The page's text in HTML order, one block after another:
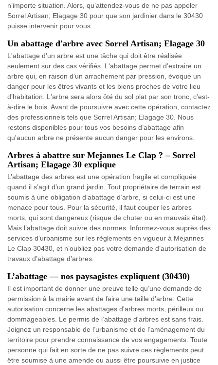
n’importe situation. Alors, qu’attendez-vous de ne pas appeler
Sorrel Artisan; Elagage 30 pour que son jardinier dans le 30430
puisse intervenir pour vous.
Un abattage d'arbre avec Sorrel Artisan; Elagage 30
L'abattage d'un arbre est une tâche qui doit être réalisée
seulement sur des cas vérifiés. L'abattage permet d’extraire un
arbre qui, en raison d’un arrachement par pression, évoque un
danger pour les êtres vivants et les biens proches de votre lieu
d’habitation. L'arbre sera alors ôté du sol plat par son tronc, c'est-
à-dire le bois. Avant de poursuivre avec cette opération, contactez
des professionnels tels que Sorrel Artisan; Elagage 30. Nous
restons disponibles pour tous vos besoins d’abattage afin
qu'aucun arbre ne présente aucun danger pour les environs.
Arbres à abattre sur Mejannes Le Clap ? – Sorrel
Artisan; Elagage 30 explique
L’abattage des arbres est une opération fragile et compliquée
quand il s’agit d’un grand jardin. Tout propriétaire de terrain est
soumis à une obligation d’abattage d’arbre, si celui-ci est une
menace pour tous. Pour la sécurité, il faut couper les arbres
morts, qui sont dangereux (risque de chuter ou en mauvais état).
Mais l’abattage doit suivre des normes. Informez-vous auprès des
services d’urbanisme sur les règlements en vigueur à Mejannes
Le Clap 30430, et n’oubliez pas votre demande d’autorisation de
travaux d’abattage d’arbres.
L’abattage — nos paysagistes expliquent (30430)
Il est important de donner une preuve telle qu’une demande de
permission à la mairie avant de faire une taille d’arbre. Cette
autorisation concerne les abattages d'arbres morts, périlleux ou
dommageables. Le permis de l’abattage d'arbres est sans frais.
Joignez un responsable de l’urbanisme et de l’aménagement du
territoire pour prendre connaissance de vos engagements. Toute
personne qui fait en sorte de ne pas suivre ces règlements peut
être soumise à une amende ou aussi être poursuivie en justice